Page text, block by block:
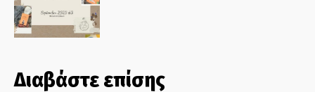
Διαβάστε επίσης